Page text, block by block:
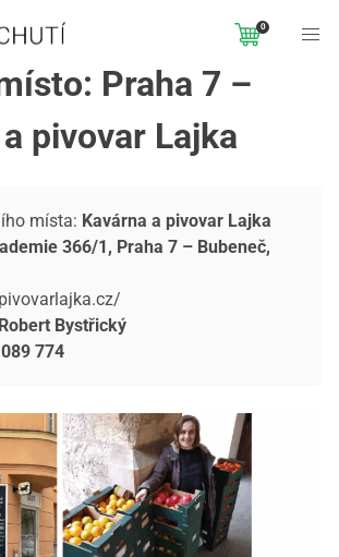
0
Praha 7 –
pivovar Lajka
místa: Kavárna a pivovar Lajka
366/1, Praha 7 – Bubeneč,
Robert Bystřický
774